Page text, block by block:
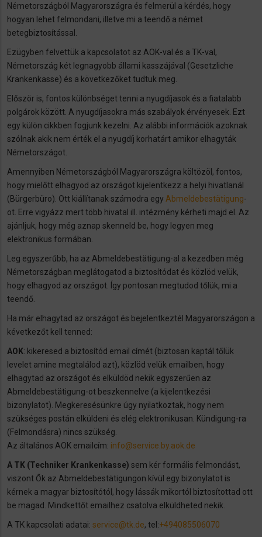
Németországból Magyarországra és felmerül a kérdés, hogy
hogyan lehet felmondani, illetve mi a teendő a német
betegbiztosítással.
Ezügyben felvettük a kapcsolatot az AOK-val és a TK-val,
Németország két legnagyobb állami kasszájával (Gesetzliche
Krankenkasse) és a következőket tudtuk meg.
Először is, fontos különbséget tenni a nyugdíjasok és a fiatalabb
polgárok között. A nyugdíjasokra más szabályok érvényesek. Ezt
egy külön cikkben fogjunk kezelni. Az alábbi információk azoknak
szólnak akik nem érték el a nyugdíj korhatárt amikor elhagyták
Németországot.
Amennyiben Németországból Magyarországra költözöl, fontos,
hogy mielőtt elhagyod az országot kijelentkezz a helyi hivatlanál
(Bürgerbüro). Ott kiállítanak számodra egy Abmeldebestätigung-
ot. Erre vigyázz mert több hivatal ill. intézmény kérheti majd el. Az
ajánljuk, hogy még aznap skenneld be, hogy legyen meg
elektronikus formában.
Leg egyszerűbb, ha az Abmeldebestätigung-al a kezedben még
Németországban meglátogatod a biztosítódat és közlöd velük,
hogy elhagyod az országot. Így pontosan megtudod tőlük, mi a
teendő.
Ha már elhagytad az országot és bejelentkeztél Magyarországon a
kévetkezőt kell tenned:
AOK: kikeresed a biztosítód email címét (biztosan kaptál tőlük
levelet amine megtalálod azt), közlöd velük emailben, hogy
elhagytad az országot és elküldöd nekik egyszerűen az
Abmeldebestätigung-ot beszkennelve (a kijelentkezési
bizonylatot). Megkeresésünkre úgy nyilatkoztak, hogy nem
szükséges postán elküldeni és elég elektronikusan. Kündigung-ra
(Felmondásra) nincs szükség.
Az általános AOK emailcím: info@service.by.aok.de
A TK (Techniker Krankenkasse) sem kér formális felmondást,
viszont Ők az Abmeldebestätigungon kívül egy bizonylatot is
kérnek a magyar biztosítótól, hogy lássák mikortól biztosítottad ott
be magad. Mindkettőt emailhez csatolva elküldheted nekik.
A TK kapcsolati adatai: service@tk.de, tel:+494085506070